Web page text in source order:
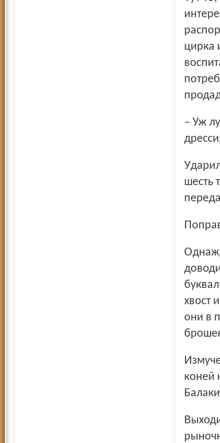
цирка
– Уж лучше мы их выкупим на свои кровные, – встала
Ударились во все тяжкие, выкупили по условной цене в
шесть
Однажды, лет десять назад, Наталье Балакиревой уже
хвост
они в
Измученных, испуганных, потерявших доверие к людям
коней
Выходила, вместе с ними с грехом пополам выживала в